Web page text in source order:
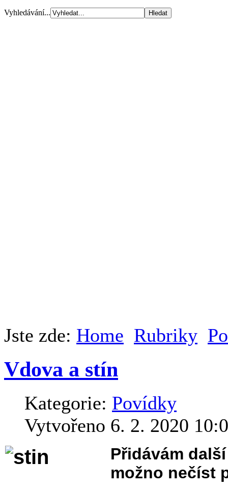
Vyhledávání...
Jste zde: Home Rubriky
Vdova a stín
Kategorie: Povídky
Vytvořeno 6. 2. 2020
Přidávám
možno nečíst